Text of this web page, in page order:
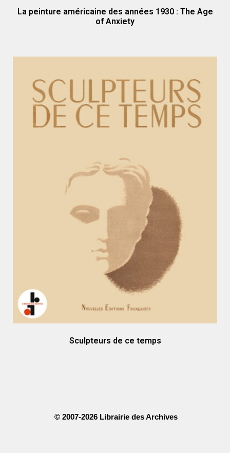
La peinture américaine des années 1930 : The Age
of Anxiety
Sculpteurs de ce temps
© 2007-2026 Librairie des Archives